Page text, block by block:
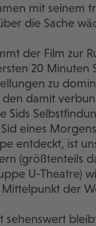
mit seinem
die Sache
der Film zur
20 Minuten
zu
damit
Sids
eines
entdeckt, ist
(größtenteils
U-Theatre)
der
sehenswert